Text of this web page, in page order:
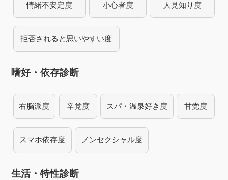
情緒不安定度 小心者度 人見知り度
拒否されると思いやすい度
嗜好・依存診断
右脳派度 辛党度 スパ・温泉好き度 甘党度
スマホ依存度 ノンセクシャル度
生活・特性診断